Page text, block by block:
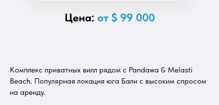
Цена: от $ 99 000
Комплекс приватных вилл рядом с Pandawa & Melasti
Beach. Популярная локация юга Бали с высоким спросом
на аренду.